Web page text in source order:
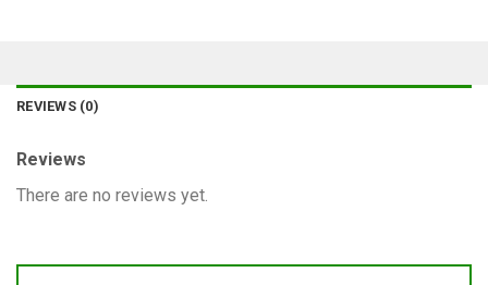
REVIEWS (0)
Reviews
There are no reviews yet.